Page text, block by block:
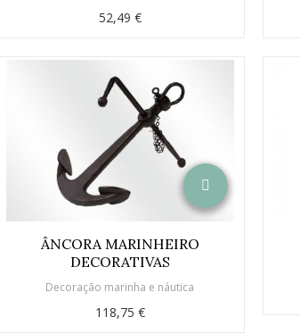
52,49 €
ÂNCORA MARINHEIRO
DECORATIVAS
Decoração marinha e náutica
118,75 €